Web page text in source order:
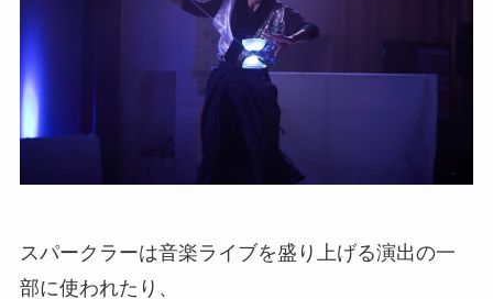
スパークラーは音楽ライブを盛り上げる演出の一
部に使われたり、